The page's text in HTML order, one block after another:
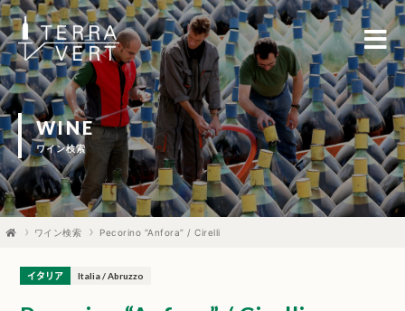
WINE
ワイン検索
ワイン検索 Pecorino “Anfora” / Cirelli
イタリア Italia / Abruzzo